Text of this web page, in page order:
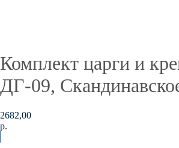
Комплект царги и
ДГ-09,
2682,00
р.